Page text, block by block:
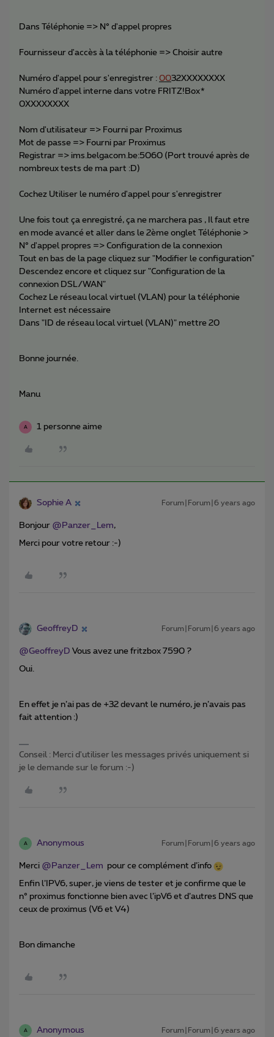
Dans Téléphonie => N° d'appel propres
Fournisseur d'accès à la téléphonie => Choisir autre
Numéro d'appel pour s'enregistrer : 0032XXXXXXXX
Numéro d'appel interne dans votre FRITZ!Box*
0XXXXXXXX
Nom d'utilisateur => Fourni par Proximus
Mot de passe => Fourni par Proximus
Registrar => ims.belgacom.be:5060 (Port trouvé après de
nombreux tests de ma part :D)
Cochez Utiliser le numéro d'appel pour s'enregistrer
Une fois tout ça enregistré, ça ne marchera pas , Il faut etre
en mode avancé et aller dans le 2ème onglet Téléphonie >
N° d'appel propres => Configuration de la connexion
Tout en bas de la page cliquez sur "Modifier le configuration"
Descendez encore et cliquez sur "Configuration de la
connexion DSL/WAN"
Cochez Le réseau local virtuel (VLAN) pour la téléphonie
Internet est nécessaire
Dans "ID de réseau local virtuel (VLAN)" mettre 20
Bonne journée.
Manu
A 1 personne aime
Sophie A Forum|Forum|6 years ago
Bonjour @Panzer_Lem,
Merci pour votre retour :-)
GeoffreyD Forum|Forum|6 years ago
@GeoffreyD Vous avez une fritzbox 7590 ?
Oui.
En effet je n’ai pas de +32 devant le numéro, je n’avais pas
fait attention :)
Conseil : Merci d'utiliser les messages privés uniquement si
je le demande sur le forum :-)
A Anonymous Forum|Forum|6 years ago
Merci @Panzer_Lem pour ce complément d’info
Enfin l’IPV6, super, je viens de tester et je confirme que le
n° proximus fonctionne bien avec l’ipV6 et d’autres DNS que
ceux de proximus (V6 et V4)
Bon dimanche
A Anonymous Forum|Forum|6 years ago